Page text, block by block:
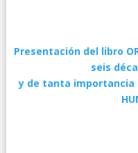
Presentación del libro
seis
y de tanta importancia